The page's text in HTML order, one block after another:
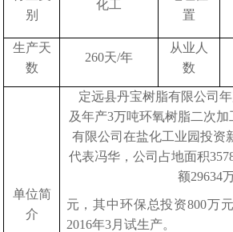
别
化工
置
生产天
数
260天/年
从业人
数
单位简
介
定远县丹宝树脂有限公司
及年产3万吨环氧树脂二次
有限公司在盐化工业园投资
代表冯华，公司占地面积
额29634
元，其中环保总投资800万
2016年3月试生产。